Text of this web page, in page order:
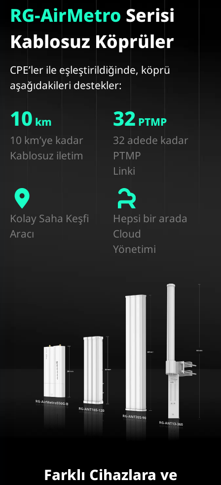
RG-AirMetro Serisi
Kablosuz Köprüler
CPE’ler ile eşleştirildiğinde, köprü
aşağıdakileri destekler:
10 km
10 km’ye kadar
Kablosuz iletim
32 PTMP
32 adede kadar
PTMP
Linki
Kolay Saha Keşfi
Aracı
Hepsi bir arada
Cloud
Yönetimi
Farklı Cihazlara ve